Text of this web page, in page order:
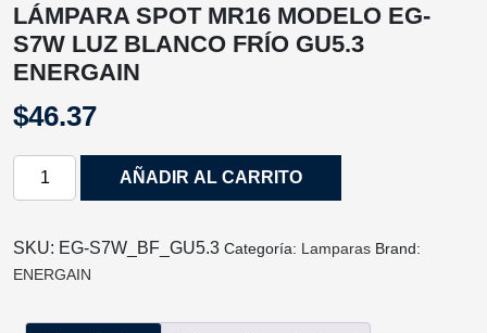
LÁMPARA SPOT MR16 MODELO EG-
S7W LUZ BLANCO FRÍO GU5.3
ENERGAIN
$46.37
LÁMPARA
MODELO
EG-
LUZ
AÑADIR AL CARRITO
SKU: EG-S7W_BF_GU5.3 Categoría: Lamparas Brand:
ENERGAIN